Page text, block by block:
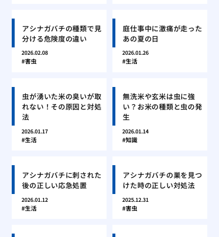
アシナガバチの種類で見
分ける危険度の違い
2026.02.08
害虫
庭仕事中に激痛が走った
あの夏の日
2026.01.26
生活
虫が湧いた米の臭いが取
れない！その原因と対処
法
2026.01.17
生活
無洗米や玄米は虫に強
い？お米の種類と虫の発
生
2026.01.14
知識
アシナガバチに刺された
後の正しい応急処置
2026.01.12
生活
アシナガバチの巣を見つ
けた時の正しい対処法
2025.12.31
害虫